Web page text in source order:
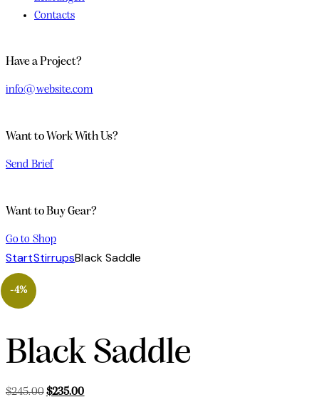
Contacts
Have a Project?
info@website.com
Want to Work With Us?
Send Brief
Want to Buy Gear?
Go to Shop
StartStirrupsBlack Saddle
-4%
Black Saddle
$245.00 $235.00